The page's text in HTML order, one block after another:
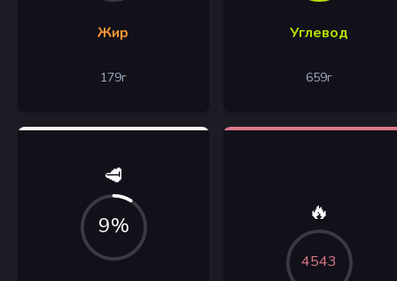
Жир
179г
Углевод
659г
🥩
9% 🔥
4543